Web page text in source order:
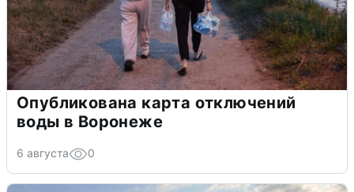
Опубликована карта отключений
воды в Воронеже
6 августа 0